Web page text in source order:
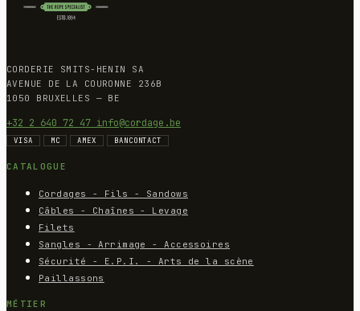
CORDERIE SMITS-HENIN SA
AVENUE DE LA COURONNE 236B
1050 BRUXELLES — BE
+32 2 640 72 47 info@cordage.be
VISA MC AMEX BANCONTACT
CATALOGUE
Cordages - Fils - Sandows
Câbles - Chaînes - Levage
Filets
Sangles - Arrimage - Accessoires
Sécurité - E.P.I. - Arts de la scène
Paillassons
MÉTIER